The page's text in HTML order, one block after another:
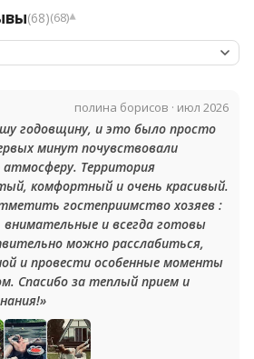
(68)(68)▾
полина борисов · июл 2026
годовщину, и это было просто
минут почувствовали
Территория
комфортный и очень красивый.
гостеприимство хозяев :
и всегда готовы
можно расслабиться,
и провести особенные моменты
Спасибо за теплый прием и